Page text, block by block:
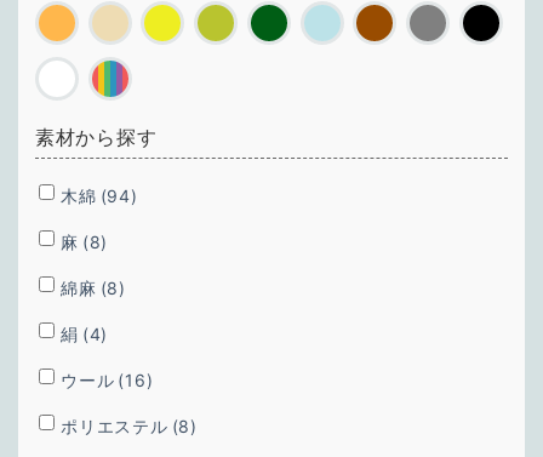
素材から探す
木綿 (94)
麻 (8)
綿麻 (8)
絹 (4)
ウール (16)
ポリエステル (8)